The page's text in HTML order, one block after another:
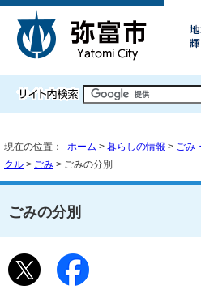
現在の位置： ホーム > 暮らしの情報 > ごみ
クル > ごみ > ごみの分別
ごみの分別